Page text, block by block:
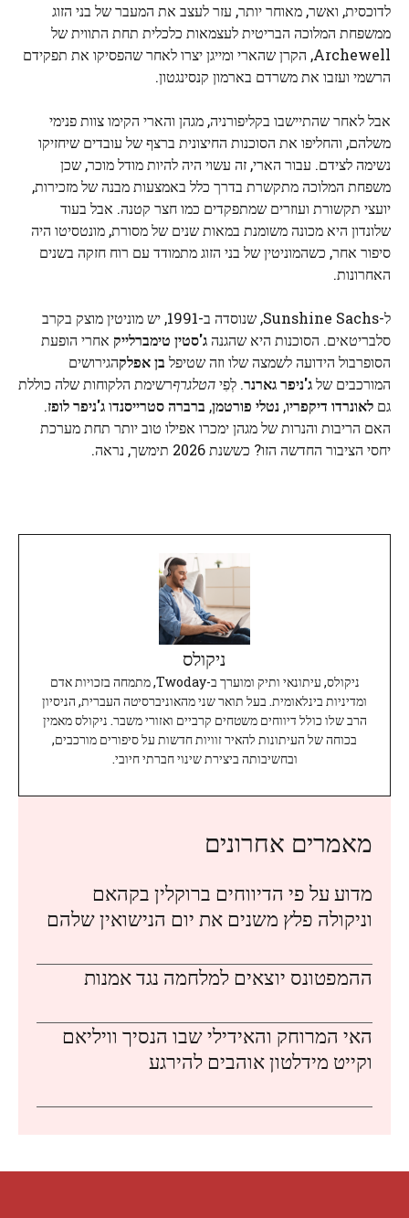
לדוכסית, ואשר, מאוחר יותר, עזר לעצב את המעבר של בני הזוג
ממשפחת המלוכה הבריטית לעצמאות כלכלית תחת התווית של
Archewell, הקרן שהארי ומייגן יצרו לאחר שהפסיקו את תפקידם
הרשמי ועזבו את משרדם בארמון קנסינגטון.
אבל לאחר שהתיישבו בקליפורניה, מגהן והארי הקימו צוות פנימי
משלהם, והחליפו את הסוכנות החיצונית ברצף של עובדים שיחזיקו
נשימה לצידם. עבור הארי, זה עשוי היה להיות מודל מוכר, שכן
משפחת המלוכה מתקשרת בדרך כלל באמצעות מבנה של מזכירות,
יועצי תקשורת ועוזרים שמתפקדים כמו חצר קטנה. אבל בעוד
שלונדון היא מכונה משומנת במאות שנים של מסורת, מונטסיטו היה
סיפור אחר, כשהמוניטין של בני הזוג מתמודד עם רוח חזקה בשנים
האחרונות.
ל-Sunshine Sachs, שנוסדה ב-1991, יש מוניטין מוצק בקרב
סלבריטאים. הסוכנות היא שהגנהג'סטין טימברלייק אחרי הופעת
הסופרבול הידועה לשמצה שלו וזה שטיפל בן אפלקהגירושים
המורכבים שלג'ניפר גארנר. לְפִיהטלגרףרשימת הלקוחות שלה כוללת
גם לאונרדו דיקפריו, נטלי פורטמן, ברברה סטרייסנדוג'ניפר לופז.
האם הריבות והנרות של מגהן ימכרו אפילו טוב יותר תחת מערכת
יחסי הציבור החדשה הזו? כששנת 2026 תימשך, נראה.
ניקולס
ניקולס, עיתונאי ותיק ומוערך ב-Twoday, מתמחה בזכויות אדם
ומדיניות בינלאומית. בעל תואר שני מהאוניברסיטה העברית, הניסיון
הרב שלו כולל דיווחים משטחים קרביים ואזורי משבר. ניקולס מאמין
בכוחה של העיתונות להאיר זוויות חדשות על סיפורים מורכבים,
ובחשיבותה ביצירת שינוי חברתי חיובי.
מאמרים אחרונים
מדוע על פי הדיווחים ברוקלין בקהאם
וניקולה פלץ משנים את יום הנישואין שלהם
ההמפטונס יוצאים למלחמה נגד אמנות
האי המרוחק והאידילי שבו הנסיך וויליאם
וקייט מידלטון אוהבים להירגע